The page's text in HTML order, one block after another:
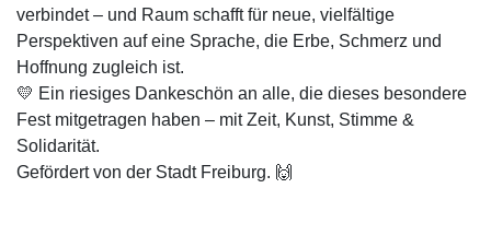
verbindet – und Raum schafft für neue, vielfältige
Perspektiven auf eine Sprache, die Erbe, Schmerz und
Hoffnung zugleich ist.
💛 Ein riesiges Dankeschön an alle, die dieses besondere
Fest mitgetragen haben – mit Zeit, Kunst, Stimme &
Solidarität.
Gefördert von der Stadt Freiburg. 🙌